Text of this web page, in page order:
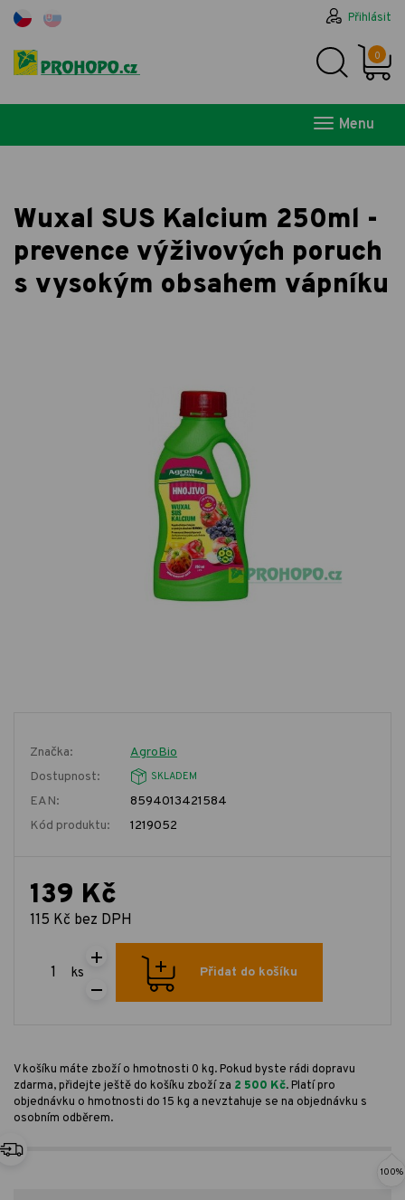
Přihlásit
0
Menu
Wuxal SUS Kalcium 250ml -
prevence výživových poruch
s vysokým obsahem vápníku
Značka:
AgroBio
Dostupnost:
SKLADEM
EAN:
8594013421584
Kód produktu:
1219052
139 Kč
115 Kč bez DPH
ks Přidat do košíku
V košíku máte zboží o hmotnosti 0 kg. Pokud byste rádi dopravu
zdarma, přidejte ještě do košíku zboží za 2 500 Kč. Platí pro
objednávku o hmotnosti do 15 kg a nevztahuje se na objednávku s
osobním odběrem.
100%